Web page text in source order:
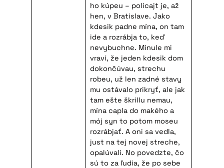
ho kúpeu – policajt je, až
hen, v Bratislave. Jako
kdesik padne mína, on tam
ide a rozrábja to, keď
nevybuchne. Minule mi
vraví, že jeden kdesik dom
dokončúvau, strechu
robeu, už len zadné stavy
mu ostávalo prikryť, ale jak
tam ešte škrillu nemau,
mína capla do makého a
mój syn to potom moseu
rozrábjať. A oni sa vedla,
just na tej novej streche,
opalúvali. No povedzte, čo
sú to za ľudia, že po sebe